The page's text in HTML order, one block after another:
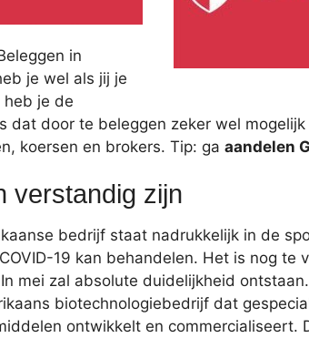
in
je wel als jij je
je de
door te beleggen zeker wel mogelijk
koersen en brokers. Tip: ga aandelen
verstandig zijn
bedrijf staat nadrukkelijk in de
19 kan behandelen. Het is nog te
mei zal absolute duidelijkheid
biotechnologiebedrijf dat
ontwikkelt en commercialiseert.